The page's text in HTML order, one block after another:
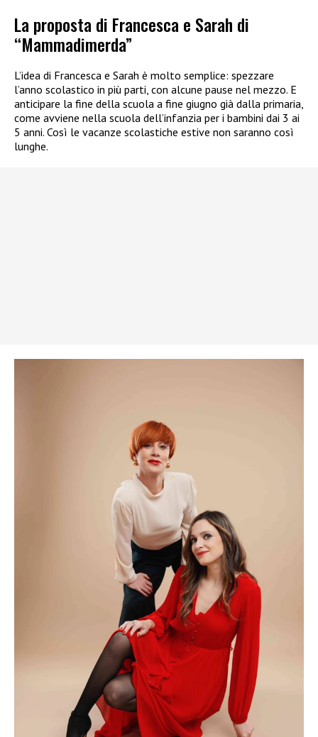
La proposta di Francesca e Sarah di
“Mammadimerda”
L’idea di Francesca e Sarah è molto semplice: spezzare
l’anno scolastico in più parti, con alcune pause nel mezzo. E
anticipare la fine della scuola a fine giugno già dalla primaria,
come avviene nella scuola dell’infanzia per i bambini dai 3 ai
5 anni. Così le vacanze scolastiche estive non saranno così
lunghe.